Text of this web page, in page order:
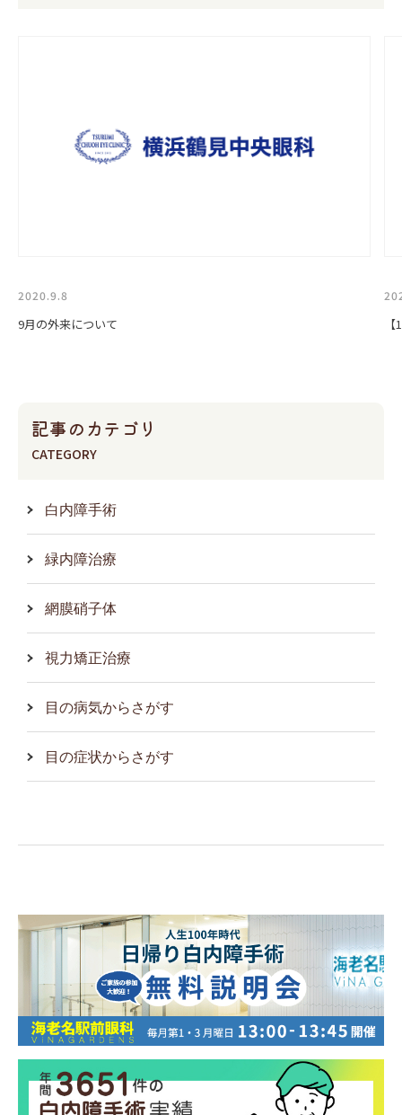
2020.9.8
9月の外来について
記事のカテゴリ
CATEGORY
白内障手術
緑内障治療
網膜硝子体
視力矯正治療
目の病気からさがす
目の症状からさがす